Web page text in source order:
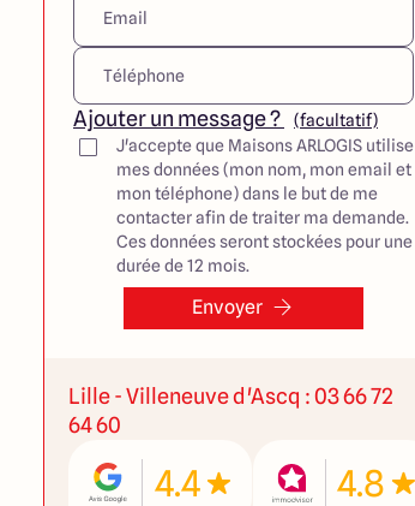
Ajouter un message ?
(facultatif)
J'accepte que Maisons ARLOGIS utilise
mes données (mon nom, mon email et
mon téléphone) dans le but de me
contacter afin de traiter ma demande.
Ces données seront stockées pour une
durée de 12 mois.
Envoyer
Lille - Villeneuve d'Ascq : 03 66 72
64 60
4.4 4.8